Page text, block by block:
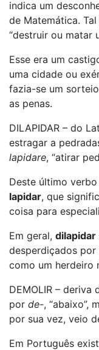
indica um
de Matemática.
“destruir ou matar
Esse era um
uma cidade ou
fazia-se um
as penas.
DILAPIDAR – do
estragar a
lapidare, “atirar
Deste último
lapidar, que
coisa para
Em geral, dilapidar
desperdiçados por
como um herdeiro
DEMOLIR – deriva
por de-, “abaixo”,
por sua vez, veio
Em Português